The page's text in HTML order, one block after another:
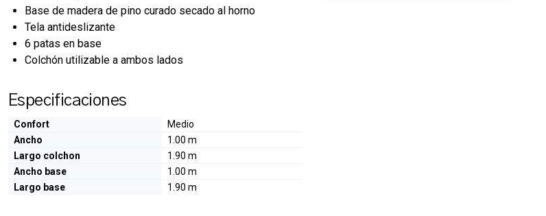
Base de madera de pino curado secado al horno
Tela antideslizante
6 patas en base
Colchón utilizable a ambos lados
Especificaciones
Confort
Medio
Ancho
1.00 m
Largo colchon
1.90 m
Ancho base
1.00 m
Largo base
1.90 m